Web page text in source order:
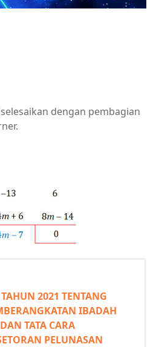
dengan pembagian
2021 TENTANG
IBADAH
TATA CARA
PELUNASAN